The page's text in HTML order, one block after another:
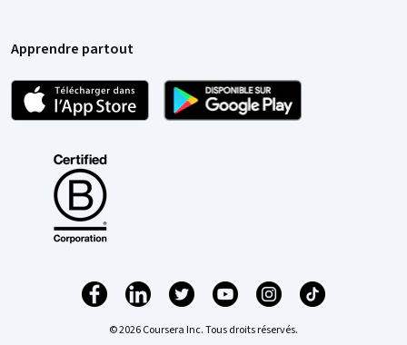
Apprendre partout
© 2026 Coursera Inc. Tous droits réservés.